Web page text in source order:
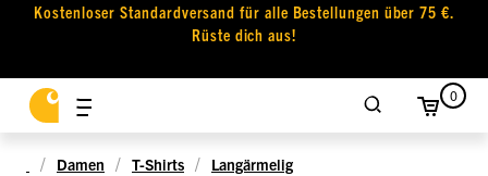
Kostenloser Standardversand für alle Bestellungen über 75 €.
Rüste dich aus!
0
Damen T-Shirts Langärmelig